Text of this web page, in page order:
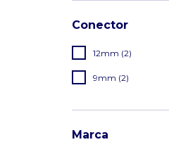
Conector
12mm (2)
9mm (2)
Marca